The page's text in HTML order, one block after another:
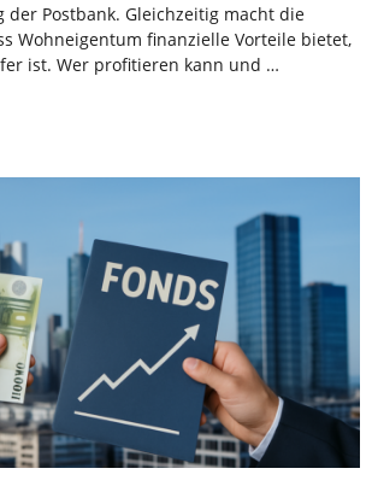
der Postbank. Gleichzeitig macht die
Wohneigentum finanzielle Vorteile bietet,
ist. Wer profitieren kann und …